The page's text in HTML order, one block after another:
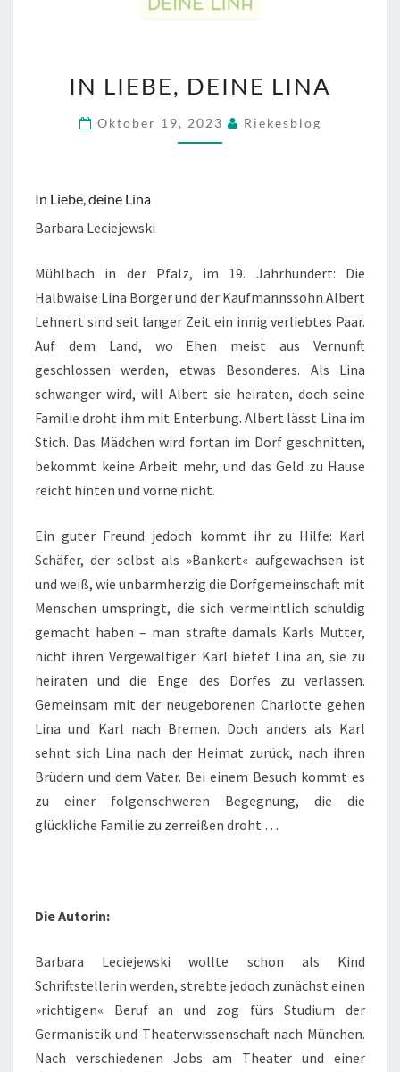
LIEBE,
DEINE
LINA
IN LIEBE, DEINE LINA
Oktober 19, 2023 Riekesblog
In Liebe, deine Lina
Barbara Leciejewski
Mühlbach in der Pfalz, im 19. Jahrhundert: Die
Halbwaise Lina Borger und der Kaufmannssohn Albert
Lehnert sind seit langer Zeit ein innig verliebtes Paar.
Auf dem Land, wo Ehen meist aus Vernunft
geschlossen werden, etwas Besonderes. Als Lina
schwanger wird, will Albert sie heiraten, doch seine
Familie droht ihm mit Enterbung. Albert lässt Lina im
Stich. Das Mädchen wird fortan im Dorf geschnitten,
bekommt keine Arbeit mehr, und das Geld zu Hause
reicht hinten und vorne nicht.
Ein guter Freund jedoch kommt ihr zu Hilfe: Karl
Schäfer, der selbst als »Bankert« aufgewachsen ist
und weiß, wie unbarmherzig die Dorfgemeinschaft mit
Menschen umspringt, die sich vermeintlich schuldig
gemacht haben – man strafte damals Karls Mutter,
nicht ihren Vergewaltiger. Karl bietet Lina an, sie zu
heiraten und die Enge des Dorfes zu verlassen.
Gemeinsam mit der neugeborenen Charlotte gehen
Lina und Karl nach Bremen. Doch anders als Karl
sehnt sich Lina nach der Heimat zurück, nach ihren
Brüdern und dem Vater. Bei einem Besuch kommt es
zu einer folgenschweren Begegnung, die die
glückliche Familie zu zerreißen droht …
Die Autorin:
Barbara Leciejewski wollte schon als Kind
Schriftstellerin werden, strebte jedoch zunächst einen
»richtigen« Beruf an und zog fürs Studium der
Germanistik und Theaterwissenschaft nach München.
Nach verschiedenen Jobs am Theater und einer